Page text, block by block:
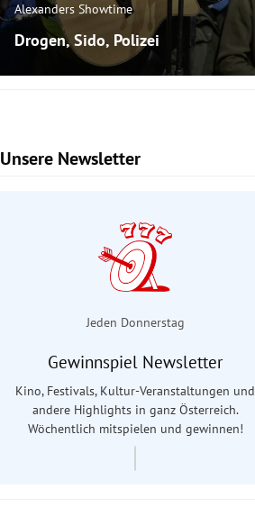
Alexanders Showtime
Drogen, Sido, Polizei
Unsere Newsletter
Slide 1 von 6
Jeden Donnerstag
Gewinnspiel Newsletter
Kino, Festivals, Kultur-Veranstaltungen und
andere Highlights in ganz Österreich.
Wöchentlich mitspielen und gewinnen!